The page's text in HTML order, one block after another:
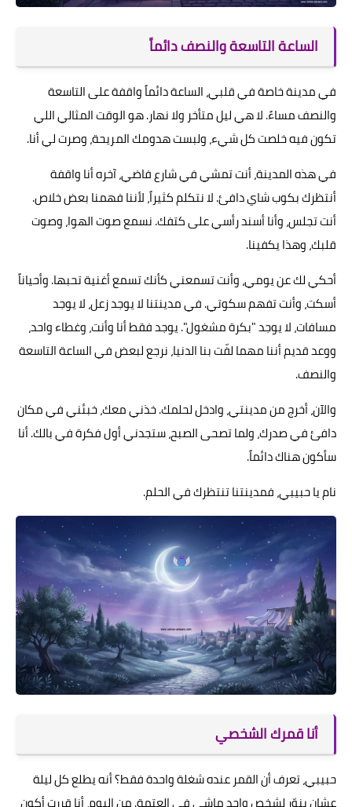
الساعة التاسعة والنصف دائماً
في مدينة خاصة في قلبي، الساعة دائماً واقفة على التاسعة
والنصف مساءً. لا هي ليل متأخر ولا نهار. هو الوقت المثالي اللي
تكون فيه خلصت كل شيء، ولبست هدومك المريحة، وصرت لي أنا.
في هذه المدينة، أنت تمشي في شارع فاضي، آخره أنا واقفة
أنتظرك بكوب شاي دافئ. لا نتكلم كثيراً، لأننا فهمنا بعض خلاص.
أنت تجلس، وأنا أسند رأسي على كتفك. نسمع صوت الهوا، وصوت
قلبك، وهذا يكفينا.
أحكي لك عن يومي، وأنت تسمعني كأنك تسمع أغنية تحبها. وأحياناً
أسكت، وأنت تفهم سكوتي. في مدينتنا لا يوجد زعل، لا يوجد
مسافات، لا يوجد "بكرة مشغول". يوجد فقط أنا وأنت، وغطاء واحد،
ووعد قديم أننا مهما لفّت بنا الدنيا، نرجع لبعض في الساعة التاسعة
والنصف.
والآن، أخرج من مدينتي، وادخل لحلمك. خذني معك، خبئني في مكان
دافئ في صدرك، ولما تصحى الصبح، ستجدني أول فكرة في بالك. أنا
سأكون هناك دائماً.
نام يا حبيبي، فمدينتنا تنتظرك في الحلم.
أنا قمرك الشخصي
حبيبي، تعرف أن القمر عنده شغلة واحدة فقط؟ أنه يطلع كل ليلة